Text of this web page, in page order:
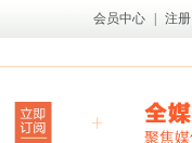
会员中心 注册